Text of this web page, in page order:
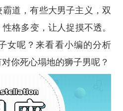
霸道，有些大男子主义，双
格多变，让人捉摸不透。
女呢？来看看小编的分析
你死心塌地的狮子男呢？